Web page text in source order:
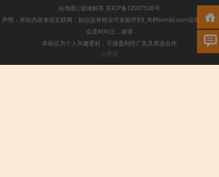
站地图 | 疑难解答 苏ICP备12037530号
声明：本站内容来自互联网，如信息有错误可发邮件到f_fb#foxmail.com说明，我们
会及时纠正，谢谢
本站仅为个人兴趣爱好，不接盈利性广告及商业合作
小男孩